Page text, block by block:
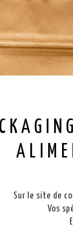
Sur le site de
Vos